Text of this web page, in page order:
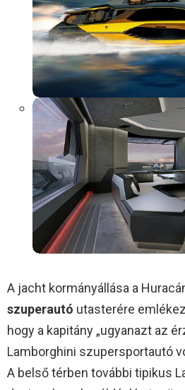
A jacht kormányállása a
szuperautó utasterére
hogy a kapitány „ugyanazt az
Lamborghini szupersportautó
A belső térben további tipikus